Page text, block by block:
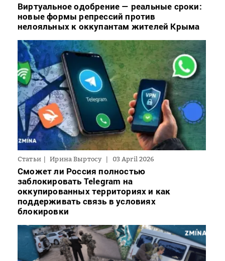
Виртуальное одобрение — реальные сроки:
новые формы репрессий против
нелояльных к оккупантам жителей Крыма
Статьи Ирина Выртосу 03 April 2026
Сможет ли Россия полностью
заблокировать Telegram на
оккупированных территориях и как
поддерживать связь в условиях
блокировки